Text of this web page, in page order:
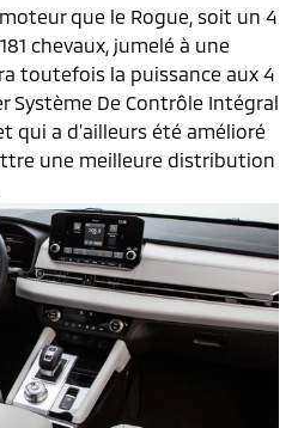
que le Rogue, soit un 4
chevaux, jumelé à une
toutefois la puissance aux 4
Système De Contrôle Intégral
qui a d’ailleurs été amélioré
une meilleure distribution